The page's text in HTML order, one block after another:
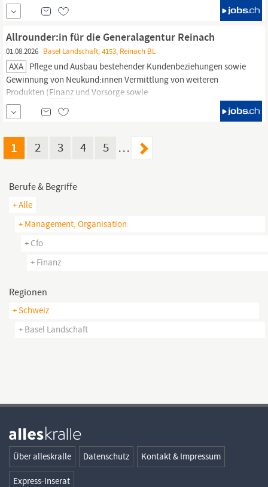
Region
Basel-Land.
Wir stehen für Innovation, Qualität und
Kundennähe. Zur Verstärkung unseres Teams suchen wir eine:n
uns...
Allrounder:in für die Generalagentur Reinach
01.08.2026 Basel Landschaft, 4153, Reinach BL
AXA Pflege und Ausbau bestehender Kundenbeziehungen sowie
Gewinnung von Neukund:innen Vermittlung von weiteren
Produkten (Finanz und Vorsorge sowie
Gesundheitsdienstleistungen) der AXA Lösungsorientierte und
persönliche Rundumberatung von Versicherungskund:innen
Korrespondenz Das bringst du mit...
1 2 3 4 5 …
Berufe & Begriffe
+ Alle
+ Management, Organisation
+ Cfo
+ Finanz
Regionen
+ Schweiz
+ Basel Landschaft
Über alleskralle Datenschutz Kontakt & Impressum
Express-Inserat